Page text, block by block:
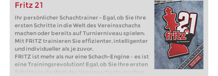
Fritz 21
Ihr persönlicher Schachtrainer - Egal, ob Sie Ihre
ersten Schritte in die Welt des Vereinsschachs
machen oder bereits auf Turnierniveau spielen:
Mit FRITZ trainieren Sie effizienter, intelligenter
und individueller als je zuvor.
FRITZ ist mehr als nur eine Schach-Engine – es ist
eine Trainingsrevolution! Egal, ob Sie Ihre ersten
Schritte in die Welt des Vereinsschachs machen